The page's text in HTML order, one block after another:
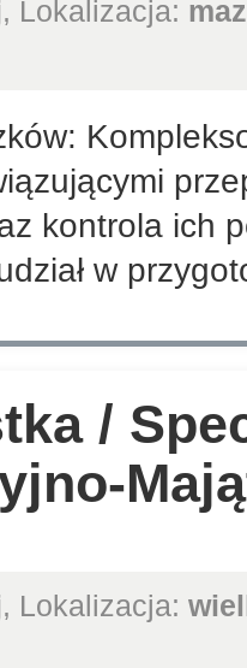
, Lokalizacja:
kontrola ich
w
/
, Lokalizacja: